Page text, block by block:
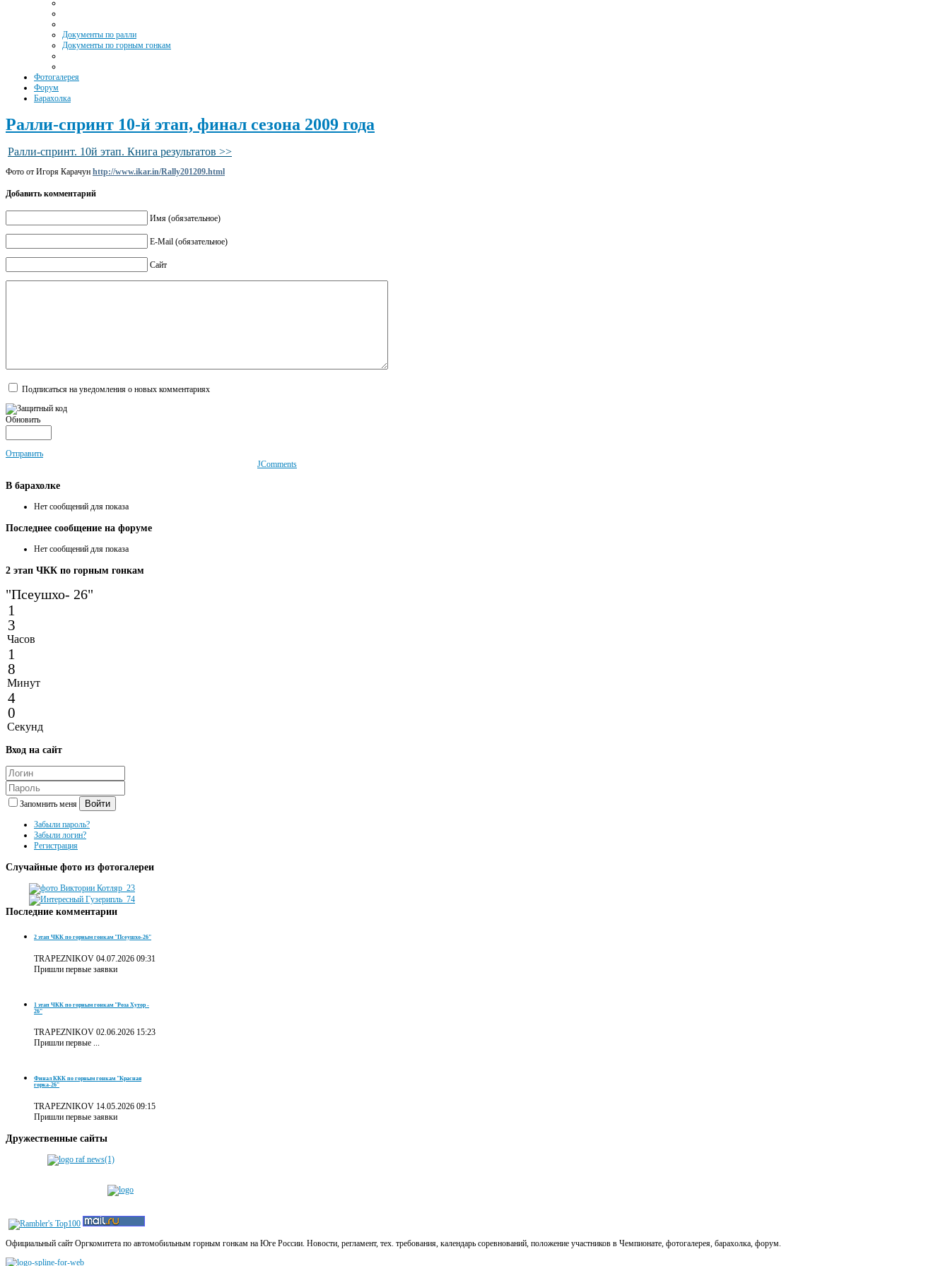
Документы по ралли
Документы по горным гонкам
Фотогалерея
Форум
Барахолка
Ралли-спринт 10-й этап, финал сезона 2009 года
Ралли-спринт. 10й этап. Книга результатов >>
Фото от Игоря Карачун http://www.ikar.in/Rally201209.html
Добавить комментарий
Имя (обязательное)
E-Mail (обязательное)
Сайт
Подписаться на уведомления о новых комментариях
Обновить
Отправить
JComments
В барахолке
Нет сообщений для показа
Последнее сообщение на форуме
Нет сообщений для показа
2 этап ЧКК по горным гонкам
"Псеушхо- 26"
1
3
Часов
1
8
Минут
4
0
Секунд
Вход на сайт
Запомнить меня Войти
Забыли пароль?
Забыли логин?
Регистрация
Случайные фото из фотогалереи
Последние комментарии
2 этап ЧКК по горным гонкам "Псеушхо-26"
TRAPEZNIKOV 04.07.2026 09:31
Пришли первые заявки
1 этап ЧКК по горным гонкам "Роза Хутор -
26"
TRAPEZNIKOV 02.06.2026 15:23
Пришли первые ...
Финал ККК по горным гонкам "Красная
горка-26"
TRAPEZNIKOV 14.05.2026 09:15
Пришли первые заявки
Дружественные сайты
Официальный сайт Оргкомитета по автомобильным горным гонкам на Юге России. Новости, регламент, тех. требования, календарь соревнований, положение участников в Чемпионате, фотогалерея, барахолка, форум.